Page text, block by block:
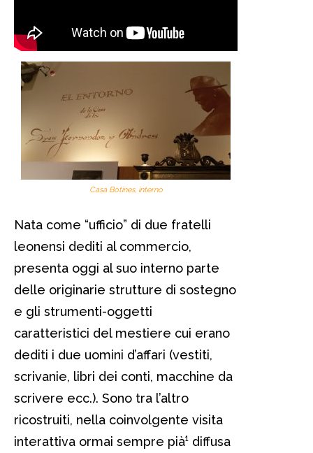
Casa Botines, interno
Nata come “ufficio” di due fratelli
leonensi dediti al commercio,
presenta oggi al suo interno parte
delle originarie strutture di sostegno
e gli strumenti-oggetti
caratteristici del mestiere cui erano
dediti i due uomini d’affari (vestiti,
scrivanie, libri dei conti, macchine da
scrivere ecc.). Sono tra l’altro
ricostruiti, nella coinvolgente visita
interattiva ormai sempre pià¹ diffusa